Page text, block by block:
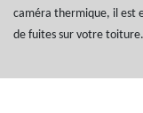
caméra thermique, il est
de fuites sur votre